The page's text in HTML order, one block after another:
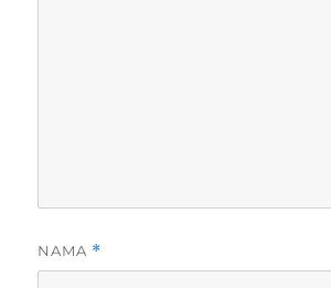
NAMA *